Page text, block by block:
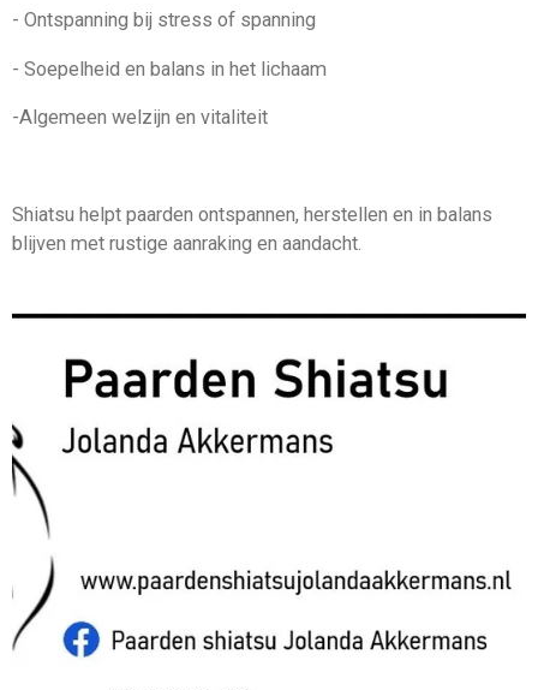
- Ontspanning bij stress of spanning
- Soepelheid en balans in het lichaam
-Algemeen welzijn en vitaliteit
Shiatsu helpt paarden ontspannen, herstellen en in balans
blijven met rustige aanraking en aandacht.